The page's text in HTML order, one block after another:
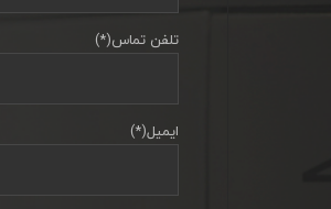
تلفن تماس(*)
ایمیل(*)